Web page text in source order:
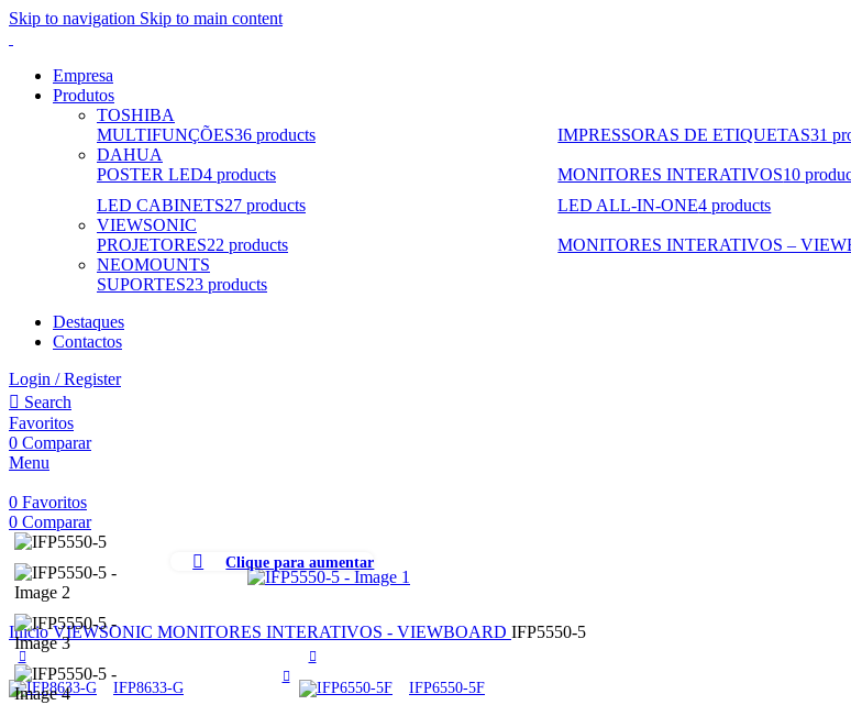
Skip to navigation Skip to main content
Empresa
Produtos
TOSHIBA
MULTIFUNÇÕES36 products IMPRESSORAS DE ETIQUETAS31
DAHUA
POSTER LED4 products MONITORES INTERATIVOS10
LED CABINETS27 products LED ALL-IN-ONE4 products
VIEWSONIC
PROJETORES22 products MONITORES INTERATIVOS –
NEOMOUNTS
SUPORTES23 products
Destaques
Contactos
Login / Register
Search
Favoritos
0 Comparar
Menu
0 Favoritos
0 Comparar
Clique para aumentar
InícioVIEWSONIC MONITORES INTERATIVOS - VIEWBOARD IFP5550-5
IFP8633-G IFP6550-5F